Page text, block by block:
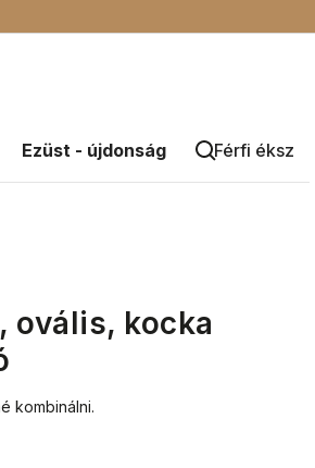
Ezüst - újdonság Férfi
ovális, kocka
kombinálni.